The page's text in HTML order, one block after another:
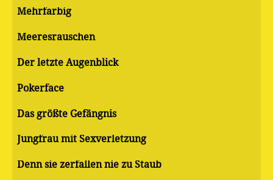
Mehrfarbig
Meeresrauschen
Der letzte Augenblick
Pokerface
Das größte Gefängnis
Jungfrau mit Sexverletzung
Denn sie zerfallen nie zu Staub